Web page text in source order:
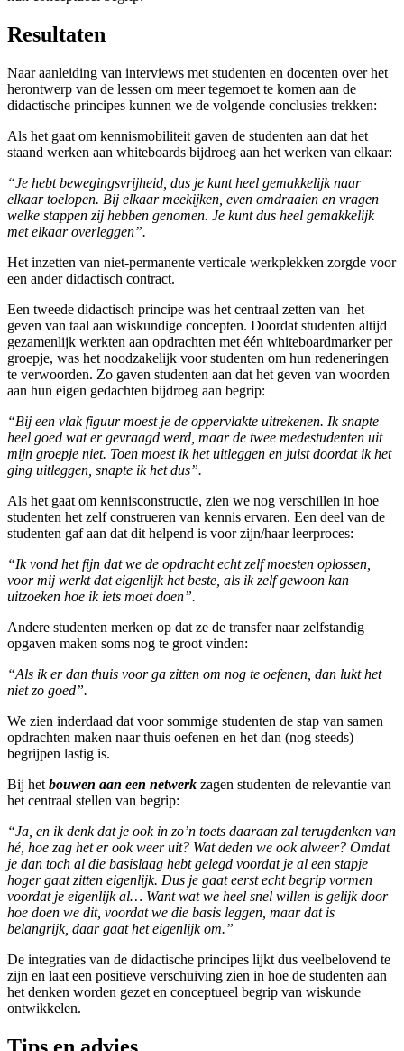
Resultaten
Naar aanleiding van interviews met studenten en docenten over het
herontwerp van de lessen om meer tegemoet te komen aan de
didactische principes kunnen we de volgende conclusies trekken:
Als het gaat om kennismobiliteit gaven de studenten aan dat het
staand werken aan whiteboards bijdroeg aan het werken van elkaar:
“Je hebt bewegingsvrijheid, dus je kunt heel gemakkelijk naar
elkaar toelopen. Bij elkaar meekijken, even omdraaien en vragen
welke stappen zij hebben genomen. Je kunt dus heel gemakkelijk
met elkaar overleggen”.
Het inzetten van niet-permanente verticale werkplekken zorgde voor
een ander didactisch contract.
Een tweede didactisch principe was het centraal zetten van het
geven van taal aan wiskundige concepten. Doordat studenten altijd
gezamenlijk werkten aan opdrachten met één whiteboardmarker per
groepje, was het noodzakelijk voor studenten om hun redeneringen
te verwoorden. Zo gaven studenten aan dat het geven van woorden
aan hun eigen gedachten bijdroeg aan begrip:
“Bij een vlak figuur moest je de oppervlakte uitrekenen. Ik snapte
heel goed wat er gevraagd werd, maar de twee medestudenten uit
mijn groepje niet. Toen moest ik het uitleggen en juist doordat ik het
ging uitleggen, snapte ik het dus”.
Als het gaat om kennisconstructie, zien we nog verschillen in hoe
studenten het zelf construeren van kennis ervaren. Een deel van de
studenten gaf aan dat dit helpend is voor zijn/haar leerproces:
“Ik vond het fijn dat we de opdracht echt zelf moesten oplossen,
voor mij werkt dat eigenlijk het beste, als ik zelf gewoon kan
uitzoeken hoe ik iets moet doen”.
Andere studenten merken op dat ze de transfer naar zelfstandig
opgaven maken soms nog te groot vinden:
“Als ik er dan thuis voor ga zitten om nog te oefenen, dan lukt het
niet zo goed”.
We zien inderdaad dat voor sommige studenten de stap van samen
opdrachten maken naar thuis oefenen en het dan (nog steeds)
begrijpen lastig is.
Bij het bouwen aan een netwerk zagen studenten de relevantie van
het centraal stellen van begrip:
“Ja, en ik denk dat je ook in zo’n toets daaraan zal terugdenken van
hé, hoe zag het er ook weer uit? Wat deden we ook alweer? Omdat
je dan toch al die basislaag hebt gelegd voordat je al een stapje
hoger gaat zitten eigenlijk. Dus je gaat eerst echt begrip vormen
voordat je eigenlijk al… Want wat we heel snel willen is gelijk door
hoe doen we dit, voordat we die basis leggen, maar dat is
belangrijk, daar gaat het eigenlijk om.”
De integraties van de didactische principes lijkt dus veelbelovend te
zijn en laat een positieve verschuiving zien in hoe de studenten aan
het denken worden gezet en conceptueel begrip van wiskunde
ontwikkelen.